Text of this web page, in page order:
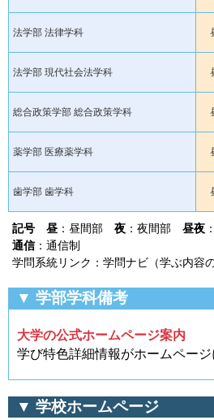
法学部 法律学科
法学部 現代社会法学科
総合政策学部 総合政策学科
薬学部 医療薬学科
歯学部 歯学科
記号 昼 ：昼間部 夜 ：夜間部 昼夜
通信：通信制
学問系統リンク：学問ナビ（学ぶ内容の
▼ 学部学科備考
大学の公式ホームページ案内
学び特色詳細情報がホームペー
▼ 学校ホームページ